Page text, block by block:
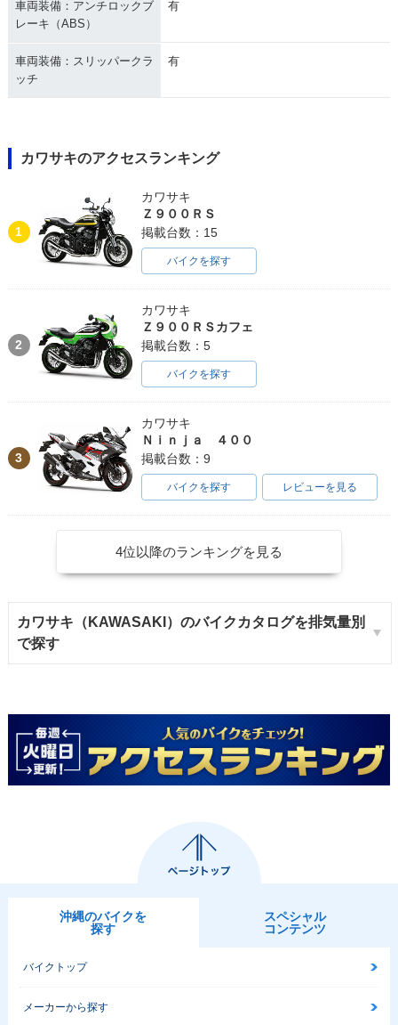
車両装備：アンチロックブ
レーキ（ABS）
有
車両装備：スリッパークラ
ッチ
有
カワサキのアクセスランキング
1
カワサキ
Ｚ９００ＲＳ
掲載台数：15
バイクを探す
2
カワサキ
Ｚ９００ＲＳカフェ
掲載台数：5
バイクを探す
3
カワサキ
Ｎｉｎｊａ ４００
掲載台数：9
バイクを探す レビューを見る
4位以降のランキングを見る
カワサキ（KAWASAKI）のバイクカタログを排気量別
で探す
沖縄のバイクを
探す
スペシャル
コンテンツ
バイクトップ
メーカーから探す